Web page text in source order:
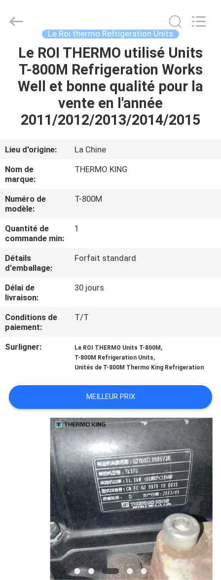
MAISON
PRODUITS
À
PROPOS
DE
NOUS
VISITE
L'USINE
CONTRÔLE
DE
LA
QUALITÉ
CONTACTER
NOUVELLES
AFFAIRES
POLITIQUE
MOTORS
INDUSTRY
Reserved.
Le Roi thermo Refrigeration Units
Le ROI THERMO utilisé Units
T-800M Refrigeration Works
Well et bonne qualité pour la
vente en l'année
2011/2012/2013/2014/2015
Lieu d'origine:
La Chine
Nom de
marque:
THERMO KING
Numéro de
modèle:
T-800M
Quantité de
commande min:
1
Détails
d'emballage:
Forfait standard
Délai de
livraison:
30 jours
Conditions de
paiement:
T/T
Surligner: Le ROI THERMO Units T-800M ,
T-800M Refrigeration Units,
Unités de T-800M Thermo King Refrigeration
MEILLEUR PRIX